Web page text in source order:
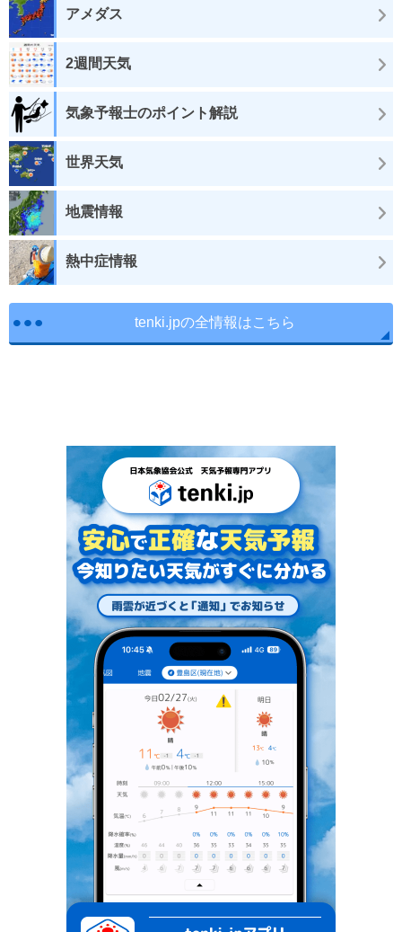
アメダス
2週間天気
気象予報士のポイント解説
世界天気
地震情報
熱中症情報
tenki.jpの全情報はこちら